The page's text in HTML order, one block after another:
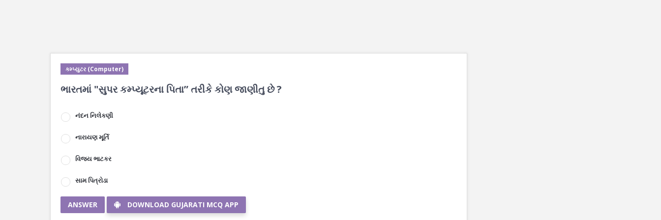
કમ્પ્યુટર (Computer)
ભારતમાં "સુપર કમ્પ્યૂટરના પિતા” તરીકે કોણ જાણીતુ છે ?
નંદન નિલેકણી
નારાયણ મૂર્તિ
વિજય ભાટકર
સામ પિત્રોડા
ANSWER DOWNLOAD GUJARATI MCQ APP